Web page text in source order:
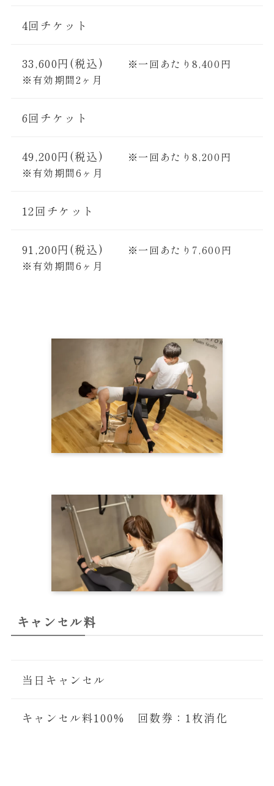
4回チケット
33,600円(税込)
※一回あたり8,400円
※有効期間2ヶ月
6回チケット
49,200円(税込)
※一回あたり8,200円
※有効期間6ヶ月
12回チケット
91,200円(税込)
※一回あたり7,600円
※有効期間6ヶ月
キャンセル料
当日キャンセル
キャンセル料100% 回数券：1枚消化